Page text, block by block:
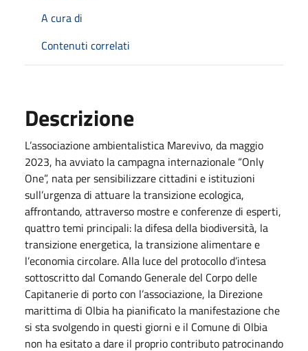
A cura di
Contenuti correlati
Descrizione
L’associazione ambientalistica Marevivo, da maggio
2023, ha avviato la campagna internazionale “Only
One”, nata per sensibilizzare cittadini e istituzioni
sull’urgenza di attuare la transizione ecologica,
affrontando, attraverso mostre e conferenze di esperti,
quattro temi principali: la difesa della biodiversità, la
transizione energetica, la transizione alimentare e
l’economia circolare. Alla luce del protocollo d’intesa
sottoscritto dal Comando Generale del Corpo delle
Capitanerie di porto con l’associazione, la Direzione
marittima di Olbia ha pianificato la manifestazione che
si sta svolgendo in questi giorni e il Comune di Olbia
non ha esitato a dare il proprio contributo patrocinando